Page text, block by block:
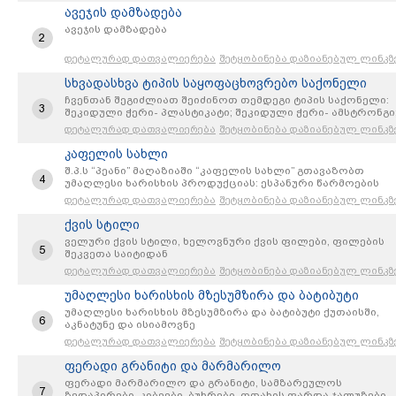
2
ავეჯის დამზადება
ავეჯის დამზადება
დეტალურად დათვალიერება შეტყობინება დაზიანებულ
3
სხვადასხვა ტიპის საყოფაცხოვრებო საქონელი
ჩვენთან შეგიძლიათ შეიძინოთ თემდეგი ტიპის საქონელი:
შეკიდული ჭერი- პლასტიკატი; შეკიდული ჭერი-
ლამინირებული პარკეტი; ხელოვნური გრანიტი; რკინის
ხის კარი; საშხაპე კაბინა; აბაზანა; ხელსაბანი; და ა. შ.
დეტალურად დათვალიერება შეტყობინება დაზიანებულ
4
კაფელის სახლი
შ.პ.ს “პეანი” მაღაზიაში “კაფელის სახლი” გთავაზობთ
უმაღლესი ხარისხის პროდუქციას: ესპანური წარმოების
კერამიკულ ფილებს, კერამიკულ გრანიტს (ZIRCONIO,
UNDEFASA, BALDOCER, PAMESA, VENUS და ა.შ.), ფირმა IBX-
სააბაზანო ავეჯს, ფირმა GALA-საგან სანტექნიკურ
მოწყობილობებს (უნიტაზებს, ხელსაბანებს, აბაზანებს და
ჰიდრომასაჟიან აბაზანებს, საუნებს, დუშკაბინებს)
დეტალურად დათვალიერება შეტყობინება დაზიანებულ
5
ქვის სტილი
ველური ქვის სტილი, ხელოვნური ქვის ფილები, ფილების
შეკვეთა საიტიდან
დეტალურად დათვალიერება შეტყობინება დაზიანებულ
6
უმაღლესი ხარისხის მზესუმზირა და ბატიბუტი
უმაღლესი ხარისხის მზესუმზირა და ბატიბუტი ქუთაისში,
აკნატუნე და ისიამოვნე
დეტალურად დათვალიერება შეტყობინება დაზიანებულ
7
ფერადი გრანიტი და მარმარილო
ფერადი მარმარილო და გრანიტი, სამზარეულოს